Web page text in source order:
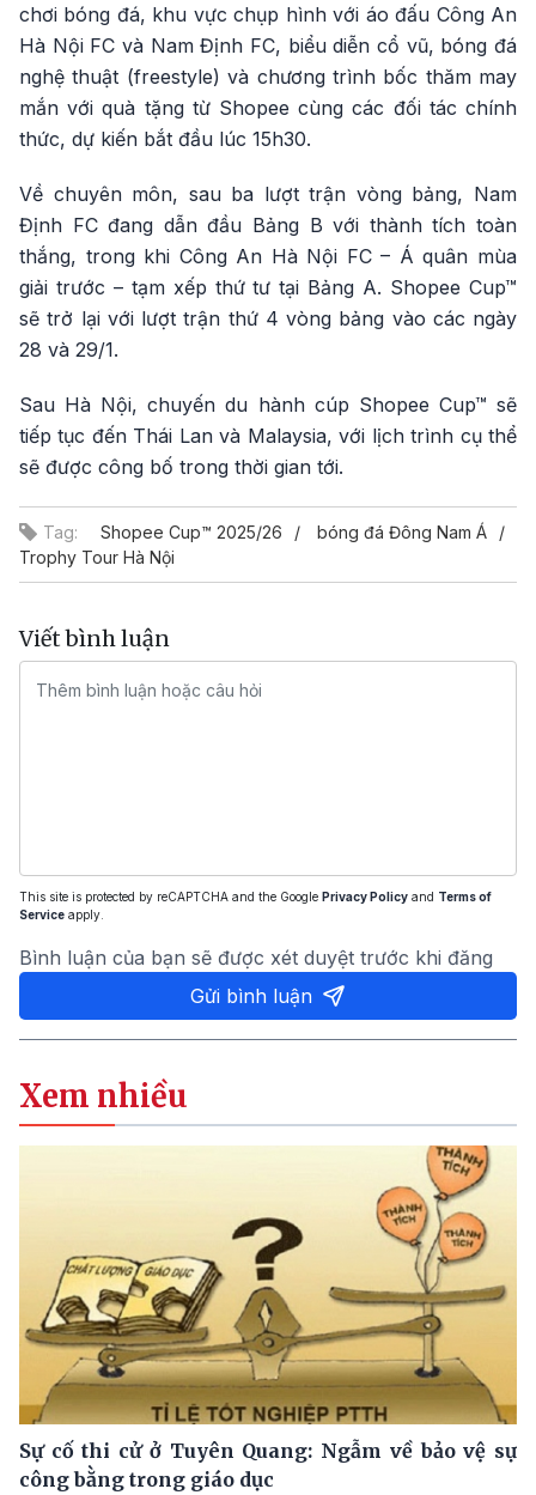
chơi bóng đá, khu vực chụp hình với áo đấu Công An
Hà Nội FC và Nam Định FC, biểu diễn cổ vũ, bóng đá
nghệ thuật (freestyle) và chương trình bốc thăm may
mắn với quà tặng từ Shopee cùng các đối tác chính
thức, dự kiến bắt đầu lúc 15h30.
Về chuyên môn, sau ba lượt trận vòng bảng, Nam
Định FC đang dẫn đầu Bảng B với thành tích toàn
thắng, trong khi Công An Hà Nội FC – Á quân mùa
giải trước – tạm xếp thứ tư tại Bảng A. Shopee Cup™
sẽ trở lại với lượt trận thứ 4 vòng bảng vào các ngày
28 và 29/1.
Sau Hà Nội, chuyến du hành cúp Shopee Cup™ sẽ
tiếp tục đến Thái Lan và Malaysia, với lịch trình cụ thể
sẽ được công bố trong thời gian tới.
Tag: Shopee Cup™ 2025/26
bóng đá Đông Nam Á
Trophy Tour Hà Nội
Viết bình luận
This site is protected by reCAPTCHA and the Google Privacy Policy and Terms of
Service apply.
Bình luận của bạn sẽ được xét duyệt trước khi đăng
Gửi bình luận
Xem nhiều
Sự cố thi cử ở Tuyên Quang: Ngẫm về bảo vệ sự
công bằng trong giáo dục